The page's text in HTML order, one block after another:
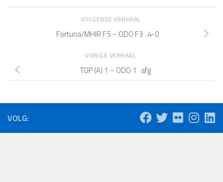
VOLGENDE VERHAAL
Fortuna/MHIR F5 – ODO F3 4-0
VORIGE VERHAAL
TOP (A) 1 – ODO 1 afg
VOLG: